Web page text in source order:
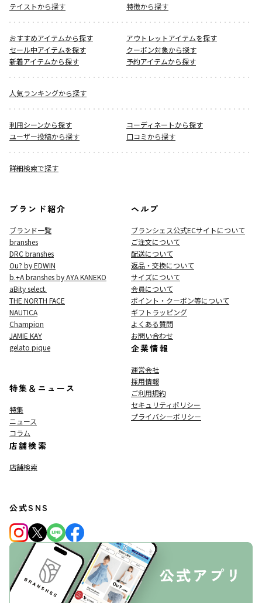
テイストから探す
特徴から探す
おすすめアイテムから探す
アウトレットアイテムを探す
セール中アイテムを探す
クーポン対象から探す
新着アイテムから探す
予約アイテムから探す
人気ランキングから探す
利用シーンから探す
コーディネートから探す
ユーザー投稿から探す
口コミから探す
詳細検索で探す
ブランド紹介
ブランド一覧
branshes
DRC branshes
Ou? by EDWIN
b.+A branshes by AYA KANEKO
aBity select.
THE NORTH FACE
NAUTICA
Champion
JAMIE KAY
gelato pique
特集＆ニュース
特集
ニュース
コラム
店舗検索
店舗検索
ヘルプ
ブランシェス公式ECサイトについて
ご注文について
配送について
返品・交換について
サイズについて
会員について
ポイント・クーポン等について
ギフトラッピング
よくある質問
お問い合わせ
企業情報
運営会社
採用情報
ご利用規約
セキュリティポリシー
プライバシーポリシー
公式SNS